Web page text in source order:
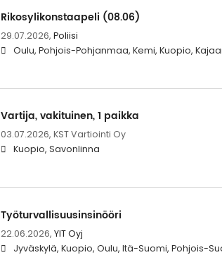
Rikosylikonstaapeli (08.06)
29.07.2026, Poliisi
Oulu, Pohjois-Pohjanmaa, Kemi, Kuopio,
Vartija, vakituinen, 1 paikka
03.07.2026, KST Vartiointi Oy
Kuopio, Savonlinna
Työturvallisuusinsinööri
22.06.2026, YIT Oyj
Jyväskylä, Kuopio, Oulu, Itä-Suomi, Pohjois-